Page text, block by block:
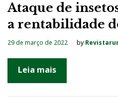
Ataque de
a rentabilidade
29 de março de 2022 by
Leia mais